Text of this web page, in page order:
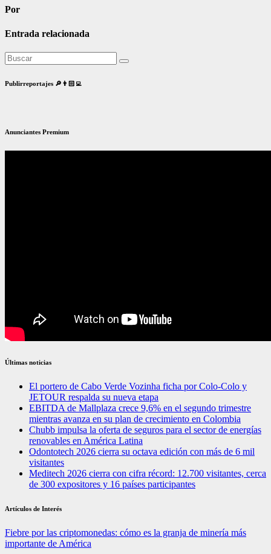
Por
Entrada relacionada
Publirreportajes 🔎👨🏻‍💻
Anunciantes Premium
Últimas noticias
El portero de Cabo Verde Vozinha ficha por Colo-Colo y
JETOUR respalda su nueva etapa
EBITDA de Mallplaza crece 9,6% en el segundo trimestre
mientras avanza en su plan de crecimiento en Colombia
Chubb impulsa la oferta de seguros para el sector de energías
renovables en América Latina
Odontotech 2026 cierra su octava edición con más de 6 mil
visitantes
Meditech 2026 cierra con cifra récord: 12.700 visitantes, cerca
de 300 expositores y 16 países participantes
Artículos de Interés
Fiebre por las criptomonedas: cómo es la granja de minería más
importante de América